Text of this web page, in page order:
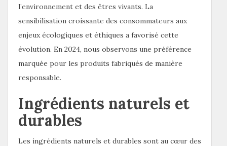
l’environnement et des êtres vivants. La
sensibilisation croissante des consommateurs aux
enjeux écologiques et éthiques a favorisé cette
évolution. En 2024, nous observons une préférence
marquée pour les produits fabriqués de manière
responsable.
Ingrédients naturels et
durables
Les ingrédients naturels et durables sont au cœur des